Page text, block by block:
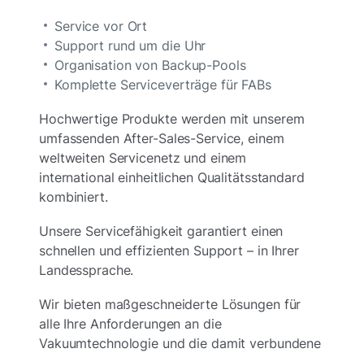
Service vor Ort
Support rund um die Uhr
Organisation von Backup-Pools
Komplette Serviceverträge für FABs
Hochwertige Produkte werden mit unserem
umfassenden After-Sales-Service, einem
weltweiten Servicenetz und einem
international einheitlichen Qualitätsstandard
kombiniert.
Unsere Servicefähigkeit garantiert einen
schnellen und effizienten Support – in Ihrer
Landessprache.
Wir bieten maßgeschneiderte Lösungen für
alle Ihre Anforderungen an die
Vakuumtechnologie und die damit verbundene